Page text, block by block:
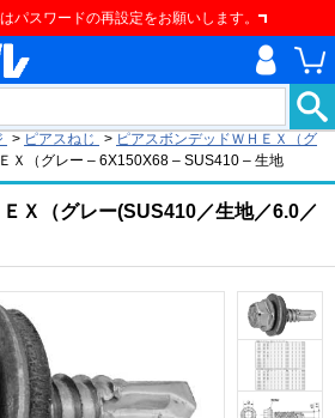
パスワードの再設定をお願いします。
> ピアスねじ > ピアスボンデッドＷＨＥＸ（グ
Ｘ（グレー – 6X150X68 – SUS410 – 生地
Ｘ（グレー(SUS410／生地／6.0／